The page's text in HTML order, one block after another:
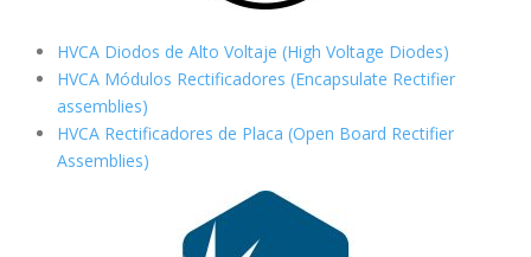
HVCA Diodos de Alto Voltaje (High Voltage Diodes)
HVCA Módulos Rectificadores (Encapsulate Rectifier
assemblies)
HVCA Rectificadores de Placa (Open Board Rectifier
Assemblies)